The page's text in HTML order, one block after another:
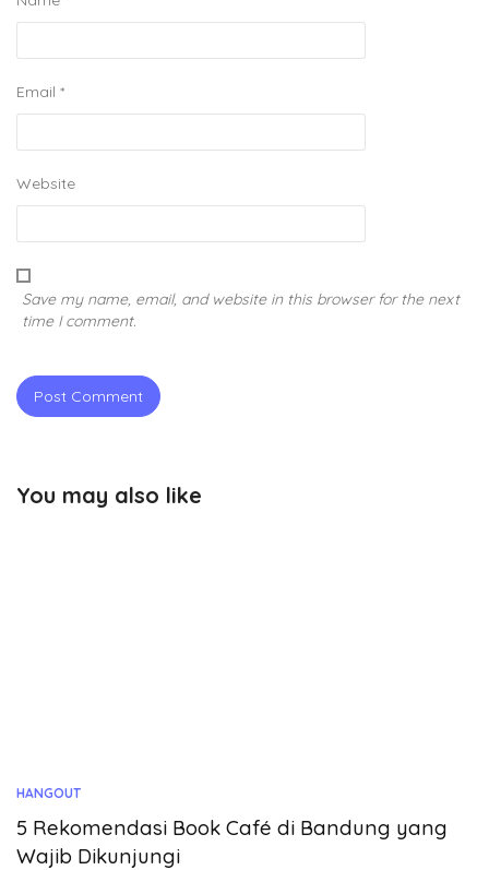
Email *
Website
Save my name, email, and website in this browser for the next
time I comment.
You may also like
HANGOUT
5 Rekomendasi Book Café di Bandung yang
Wajib Dikunjungi